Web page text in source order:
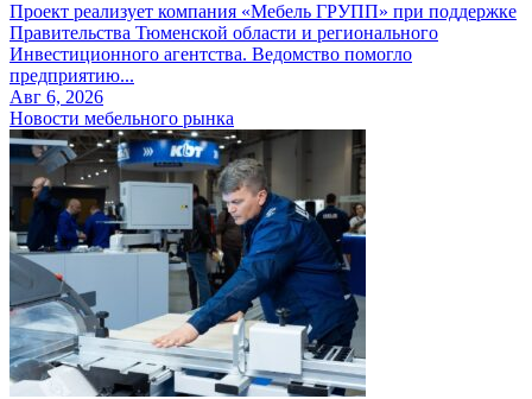
Проект реализует компания «Мебель ГРУПП» при поддержке
Правительства Тюменской области и регионального
Инвестиционного агентства. Ведомство помогло
предприятию...
Авг 6, 2026
Новости мебельного рынка